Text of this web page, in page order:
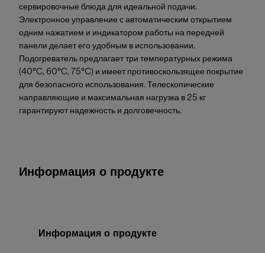
сервировочные блюда для идеальной подачи.
Электронное управление с автоматическим открытием
одним нажатием и индикатором работы на передней
панели делает его удобным в использовании.
Подогреватель предлагает три температурных режима
(40°C, 60°C, 75°C) и имеет противоскользящее покрытие
для безопасного использования. Телескопические
направляющие и максимальная нагрузка в 25 кг
гарантируют надежность и долговечность.
Информация о продукте
Информация о продукте